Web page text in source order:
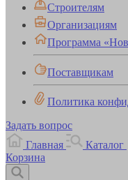
Строителям
Организациям
Программа
Поставщикам
Политика
Задать вопрос
Главная
Каталог
Корзина